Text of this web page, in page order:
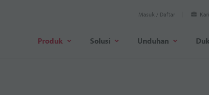
Masuk / Daftar
Produk Solusi Unduhan